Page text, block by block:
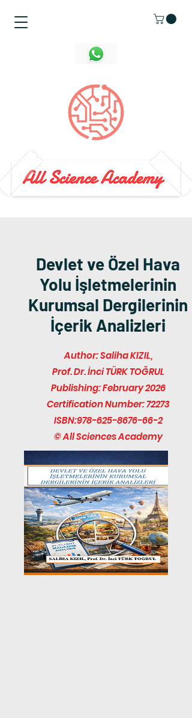
Devlet ve Özel Hava
Yolu İşletmelerinin
Kurumsal Dergilerinin
İçerik Analizleri
Author: Saliha KIZIL,
Prof. Dr. İnci TÜRK TOĞRUL
Publishing: February 2026
Certification Number: 72273
ISBN:978-625-8676-66-2
© All Sciences Academy